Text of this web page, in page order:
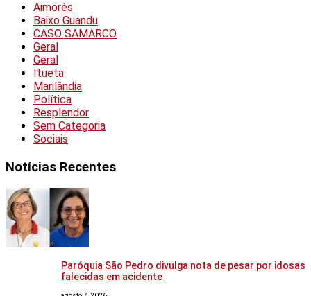
Aimorés
Baixo Guandu
CASO SAMARCO
Geral
Geral
Itueta
Marilândia
Política
Resplendor
Sem Categoria
Sociais
Notícias Recentes
Paróquia São Pedro divulga nota de pesar por idosas
falecidas em acidente